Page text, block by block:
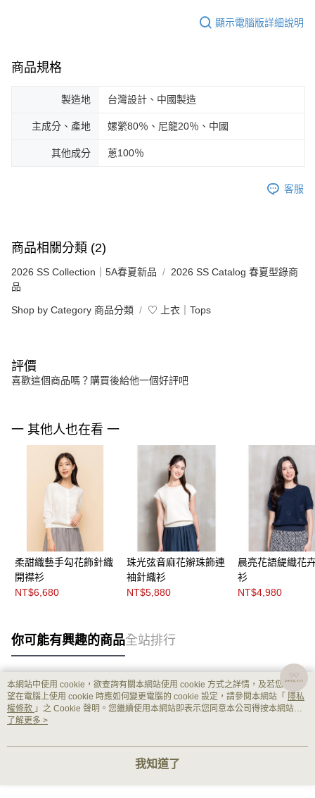
顯示電腦版詳細說明
商品規格
製造地 台灣設計、中國製造
主成分、產地 嫘縈80％、尼龍20％、中國
其他成分 蔥100％
客服
商品相關分類 (2)
2026 SS Collection｜5A春夏新品
2026 SS Catalog 春夏型錄商
品
Shop by Category 商品分類 ♡ 上衣｜Tops
評價
喜歡這個商品嗎？購買後給他一個好評吧
一 其他人也在看 一
柔甜織藝手勾花飾針織
開襟衫
NT$6,680
珠光弦音麻花辮珠飾連
袖針織衫
NT$5,880
晨亮花語緹織花
衫
NT$4,980
你可能有興趣的商品全站排行
熱門標籤
本網站中使用 cookie，欲查詢有關本網站使用 cookie 方式之詳情，及若您不希
望在電腦上使用 cookie 時應如何變更電腦的 cookie 設定，請參閱本網站「 隱私
權條款 」之 Cookie 聲明。您繼續使用本網站即表示您同意本公司得按本網站使
用條款之 Cookie 聲明使用 cookie。
了解更多 >
我知道了